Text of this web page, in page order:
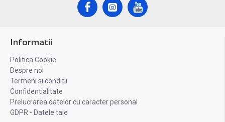
Informatii
Politica Cookie
Despre noi
Termeni si conditii
Confidentialitate
Prelucrarea datelor cu caracter personal
GDPR - Datele tale